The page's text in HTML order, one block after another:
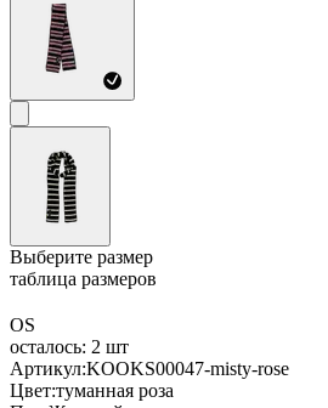
Выберите размер
таблица размеров
OS
осталось: 2 шт
Артикул:KOOKS00047-misty-rose
Цвет:туманная роза